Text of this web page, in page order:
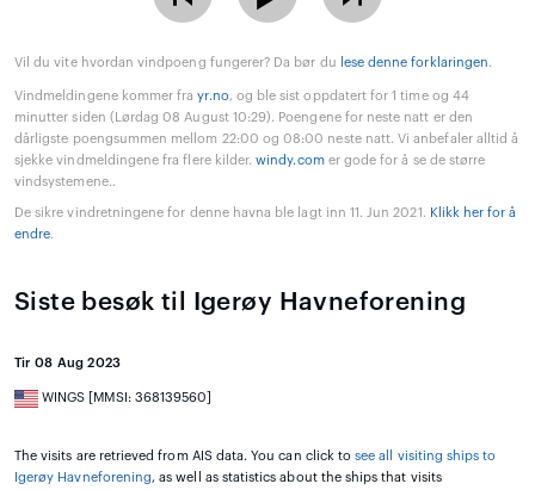
Vil du vite hvordan vindpoeng fungerer? Da bør du lese denne forklaringen.
Vindmeldingene kommer frayr.no, og ble sist oppdatert for 1 time og 44
minutter siden (Lørdag 08 August 10:29). Poengene for neste natt er den
dårligste poengsummen mellom 22:00 og 08:00 neste natt. Vi anbefaler alltid å
sjekke vindmeldingene fra flere kilder.windy.comer gode for å se de større
vindsystemene..
De sikre vindretningene for denne havna ble lagt inn 11. Jun 2021. Klikk her for å
endre.
Siste besøk til Igerøy Havneforening
Tir 08 Aug 2023
WINGS [MMSI: 368139560]
The visits are retrieved from AIS data. You can click tosee all visiting ships to
Igerøy Havneforening, as well as statistics about the ships that visits